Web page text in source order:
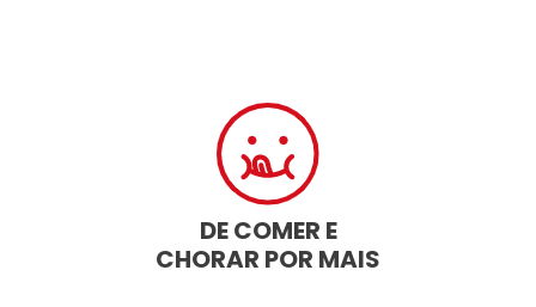
DE COMER E
CHORAR POR MAIS